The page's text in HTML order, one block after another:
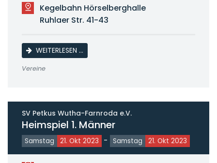
Kegelbahn Hörselberghalle
Ruhlaer Str. 41-43
WEITERLESEN …KEGELWETTKAMPF KSV 4. WUTHA-
Vereine
SV Petkus Wutha-Farnroda e.V.
Heimspiel 1. Männer
Samstag 21. Okt 2023 - Samstag 21. Okt 2023